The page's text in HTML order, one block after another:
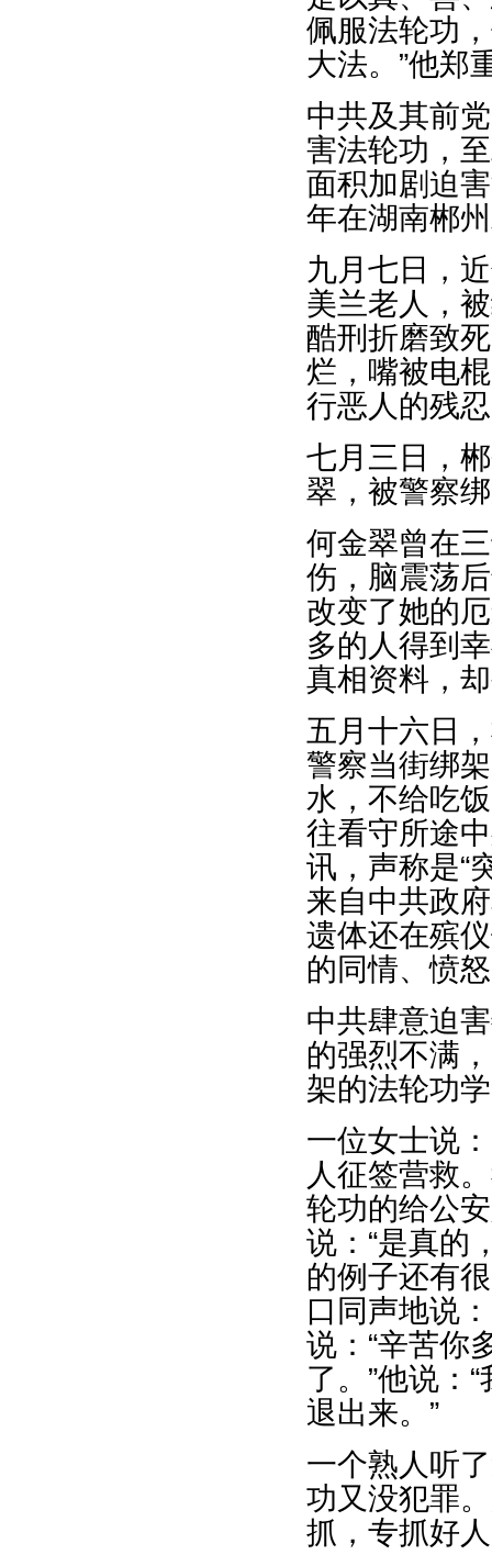
佩服法轮功
大法。”他郑
中共及其前
害法轮功，
面积加剧迫
年在湖南郴
九月七日，
美兰老人，
酷刑折磨致
烂，嘴被电
行恶人的残
七月三日，
翠，被警察
何金翠曾在
伤，脑震荡
改变了她的
多的人得到
真相资料，
五月十六日
警察当街绑
水，不给吃
往看守所途
讯，声称是“
来自中共政
遗体还在殡
的同情、愤
中共肆意迫
的强烈不满
架的法轮功
一位女士说
人征签营救
轮功的给公
说：“是真的
的例子还有
口同声地说
说：“辛苦你
了。”他说：
退出来。”
一个熟人听
功又没犯罪
抓，专抓好